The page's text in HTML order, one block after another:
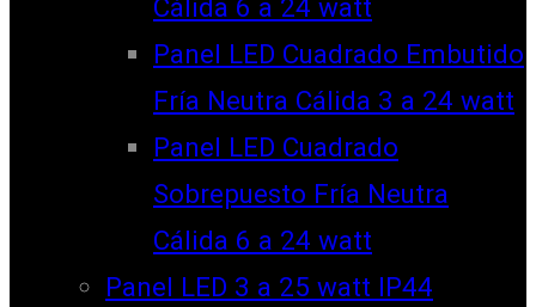
Cálida 6 a 24 watt
Panel LED Cuadrado Embutido
Fría Neutra Cálida 3 a 24 watt
Panel LED Cuadrado
Sobrepuesto Fría Neutra
Cálida 6 a 24 watt
Panel LED 3 a 25 watt IP44